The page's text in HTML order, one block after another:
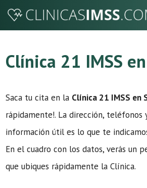
Saltar
Clínica 21 IMSS
Saca tu cita en la Clínica 21 IMSS en
rápidamente!. La dirección, teléfonos
información útil es lo que te
En el cuadro con los datos, verás un
que ubiques rápidamente la Clínica.